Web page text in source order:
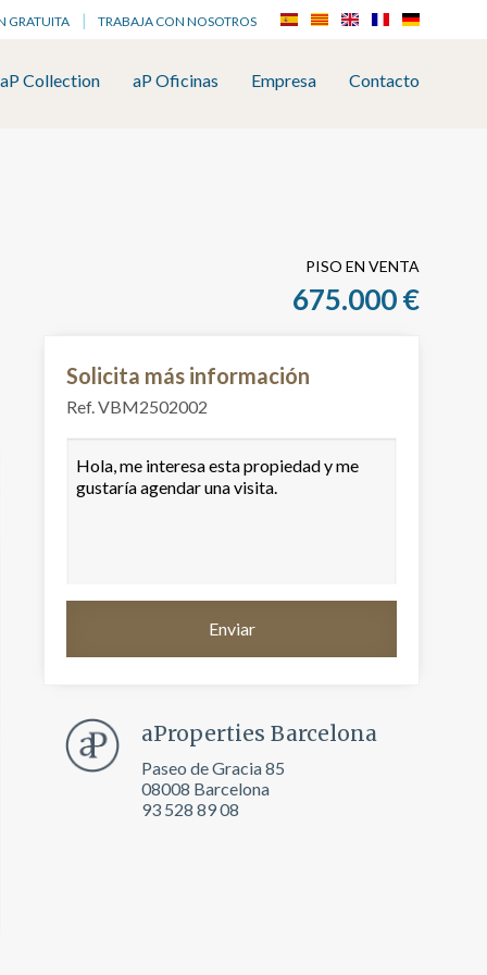
GRATUITA TRABAJA CON NOSOTROS
aP Collection aP Oficinas Empresa Contacto
PISO EN VENTA
675.000 €
Solicita más información
Ref. VBM2502002
aProperties Barcelona
Paseo de Gracia 85
08008 Barcelona
93 528 89 08